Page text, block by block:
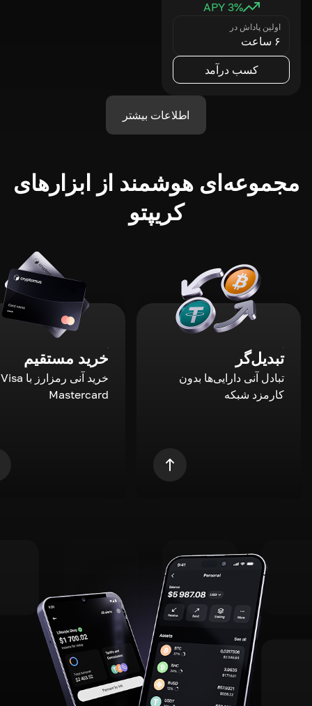
3% APY
اولین پاداش در
۶ ساعت
کسب درآمد
اطلاعات بیشتر
مجموعه‌ای هوشمند از ابزارهای
کریپتو
تبدیل‌گر
تبادل آنی دارایی‌ها بدون
کارمزد شبکه
خرید مستقیم
Mastercard